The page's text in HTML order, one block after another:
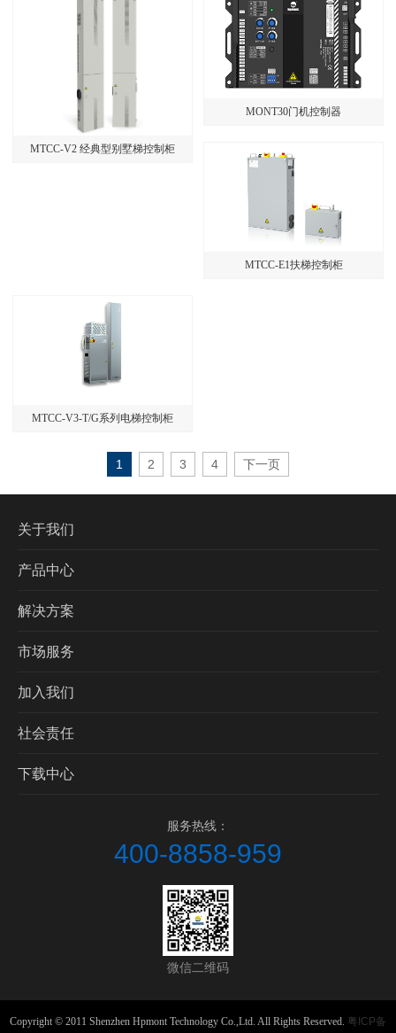
MTCC-V2 经典型别墅梯控制柜
MONT30门机控制器
MTCC-E1扶梯控制柜
MTCC-V3-T/G系列电梯控制柜
1 2 3 4 下一页
关于我们
产品中心
解决方案
市场服务
加入我们
社会责任
下载中心
服务热线：
400-8858-959
微信二维码
Copyright © 2011 Shenzhen Hpmont Technology Co.,Ltd. All Rights Reserved. 粤ICP备